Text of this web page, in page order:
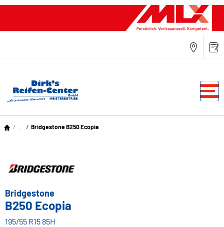
Bridgestone B250 Ecopia
Bridgestone
B250 Ecopia
195/55 R15 85H